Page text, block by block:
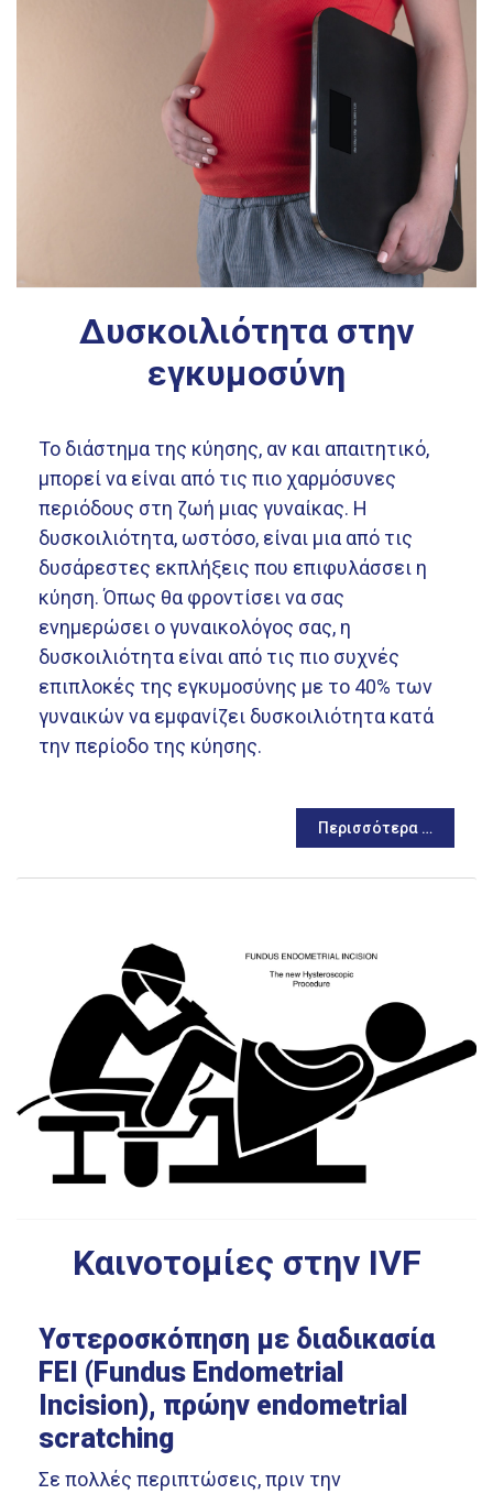
Δυσκοιλιότητα στην
εγκυμοσύνη
Το διάστημα της κύησης, αν και απαιτητικό,
μπορεί να είναι από τις πιο χαρμόσυνες
περιόδους στη ζωή μιας γυναίκας. Η
δυσκοιλιότητα, ωστόσο, είναι μια από τις
δυσάρεστες εκπλήξεις που επιφυλάσσει η
κύηση. Όπως θα φροντίσει να σας
ενημερώσει ο γυναικολόγος σας, η
δυσκοιλιότητα είναι από τις πιο συχνές
επιπλοκές της εγκυμοσύνης με το 40% των
γυναικών να εμφανίζει δυσκοιλιότητα κατά
την περίοδο της κύησης.
Περισσότερα …
Καινοτομίες στην IVF
Υστεροσκόπηση με διαδικασία
FEI (Fundus Endometrial
Incision), πρώην endometrial
scratching
Σε πολλές περιπτώσεις, πριν την